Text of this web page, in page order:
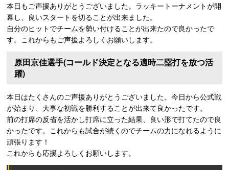
本日もご声援ありがとうございました。ラッキートーナメントが開
幕し、良いスタートを切ることが出来ました。
自分のヒットでチームを勢い付けることが出来たので良かったで
す。これからもご声援よろしくお願いします。
原田京佳選手(コールド決定となる適時二塁打を放つ活
躍)
本日はたくさんのご声援ありがとうございました。今日から公式戦
が始まり、大事な初戦を勝利することが出来て良かったです。
前の打席の反省を活かし打席に立った結果、良い形で打てたので良
かったです。これからも試合が続くのでチームの力になれるように
頑張ります！
これからも応援よろしくお願いします。